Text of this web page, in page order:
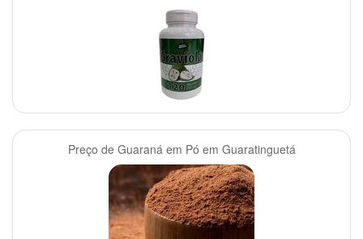
Preço de Guaraná em Pó em Guaratinguetá